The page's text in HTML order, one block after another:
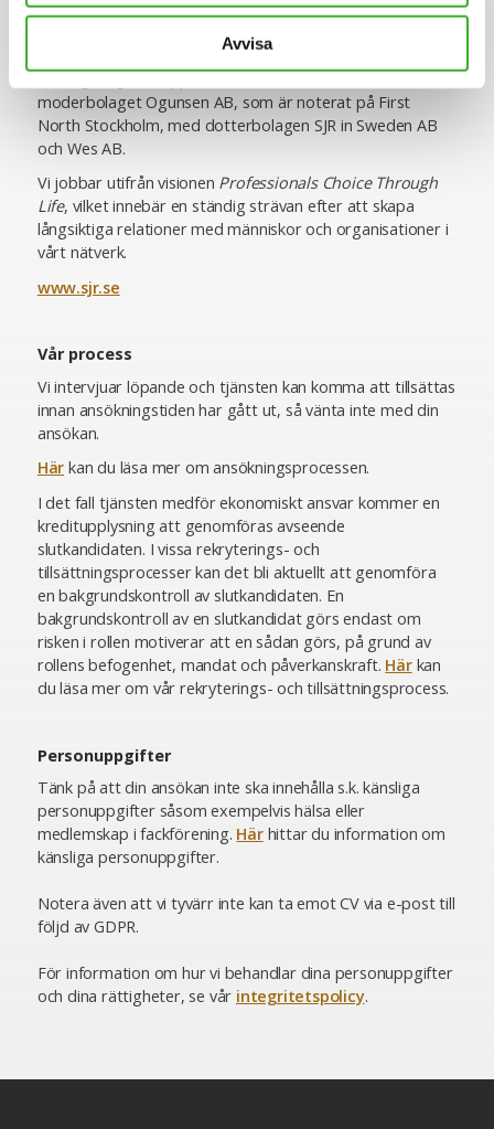
Avvisa
SJR är idag cirka 400 medarbetare och verksamma över
hela landet med kontor i Stockholm, Göteborg, Malmö,
Helsingborg och Uppsala. Koncernen består av
moderbolaget Ogunsen AB, som är noterat på First
North Stockholm, med dotterbolagen SJR in Sweden AB
och Wes AB.
Vi jobbar utifrån visionen Professionals Choice Through
Life, vilket innebär en ständig strävan efter att skapa
långsiktiga relationer med människor och organisationer i
vårt nätverk.
www.sjr.se
Vår process
Vi intervjuar löpande och tjänsten kan komma att tillsättas
innan ansökningstiden har gått ut, så vänta inte med din
ansökan.
Här kan du läsa mer om ansökningsprocessen.
I det fall tjänsten medför ekonomiskt ansvar kommer en
kreditupplysning att genomföras avseende
slutkandidaten. I vissa rekryterings- och
tillsättningsprocesser kan det bli aktuellt att genomföra
en bakgrundskontroll av slutkandidaten. En
bakgrundskontroll av en slutkandidat görs endast om
risken i rollen motiverar att en sådan görs, på grund av
rollens befogenhet, mandat och påverkanskraft. Härkan
du läsa mer om vår rekryterings- och tillsättningsprocess.
Personuppgifter
Tänk på att din ansökan inte ska innehålla s.k. känsliga
personuppgifter såsom exempelvis hälsa eller
medlemskap i fackförening. Härhittar du information om
känsliga personuppgifter.
Notera även att vi tyvärr inte kan ta emot CV via e-post till
följd av GDPR.
För information om hur vi behandlar dina personuppgifter
och dina rättigheter, se vår integritetspolicy.